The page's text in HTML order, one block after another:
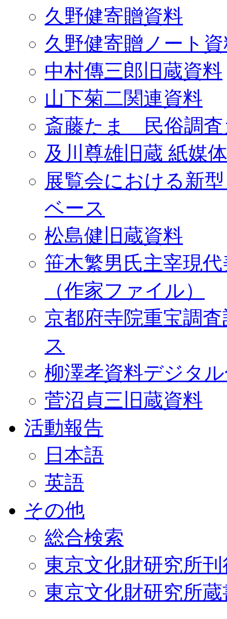
久野健寄贈資料
久野健寄贈ノート
中村傳三郎旧蔵資料
山下菊二関連資料
斎藤たま 民俗調査
及川尊雄旧蔵 紙媒
展覧会における新
ベース
松島健旧蔵資料
笹木繁男氏主宰現
（作家ファイル）
京都府寺院重宝調
ス
柳澤孝資料デジタ
菅沼貞三旧蔵資料
活動報告
日本語
英語
その他
総合検索
東京文化財研究所
東京文化財研究所